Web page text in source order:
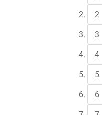
2
3
4
5
6